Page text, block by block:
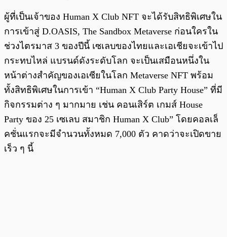
ผู้ที่เป็นเจ้าของ Human X Club NFT จะได้รับสิทธิพิเศษใน
การเข้าสู่ D.OASIS, The Sandbox Metaverse ก่อนใครใน
ช่วงไตรมาส 3 ของปีนี้ เซเลบของไทยและเอเชียจะเข้าไป
กระทบไหล่ แบรนด์ดังระดับโลก จะเป็นเสมือนหนึ่งใน
หน้าต่างสำคัญของเอเซียในโลก Metaverse NFT พร้อม
ทั้งสิทธิพิเศษในการเข้า “Human X Club Party House” ที่มี
กิจกรรมต่าง ๆ มากมาย เช่น คอนเสิร์ต เกมส์ House
Party ของ 25 เซเลบ สมาชิก Human X Club” โดยคอลเล็
คชั่นแรกจะมีจำนวนทั้งหมด 7,000 ตัว คาดว่าจะเปิดขาย
เร็ว ๆ นี้